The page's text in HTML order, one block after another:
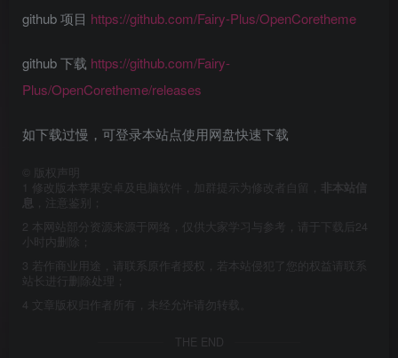
github 项目 https://github.com/Fairy-Plus/OpenCoretheme
github 下载 https://github.com/Fairy-
Plus/OpenCoretheme/releases
如下载过慢，可登录本站点使用网盘快速下载
版权声明
1
修改版本苹果安卓及电脑软件，加群提示为修改者自留，
非本站信
息 ，注意鉴别；
2 本网站部分资源来源于网络，仅供大家学习与参考，请于下载后24
小时内删除；
3 若作商业用途，请联系原作者授权，若本站侵犯了您的权益请联系
站长进行删除处理；
4 文章版权归作者所有，未经允许请勿转载。
THE END